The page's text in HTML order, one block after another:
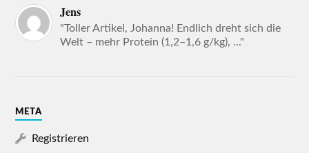
Jens
"Toller Artikel, Johanna! Endlich dreht sich die
Welt – mehr Protein (1,2–1,6 g/kg), ..."
META
Registrieren